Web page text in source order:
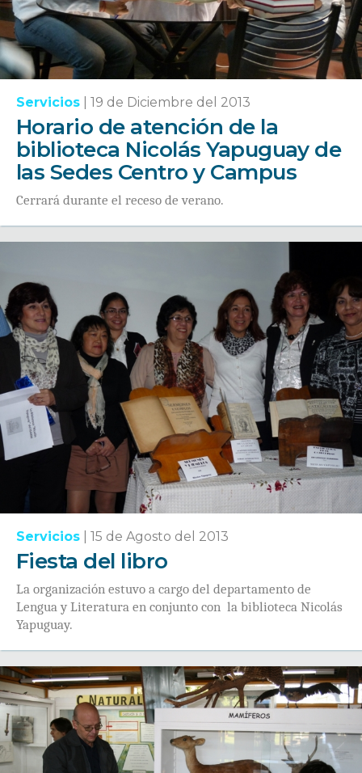
Servicios 19 de Diciembre del 2013
Horario de atención de la
biblioteca Nicolás Yapuguay de
las Sedes Centro y Campus
Cerrará durante el receso de verano.
Servicios 15 de Agosto del 2013
Fiesta del libro
La organización estuvo a cargo del departamento de
Lengua y Literatura en conjunto con la biblioteca Nicolás
Yapuguay.